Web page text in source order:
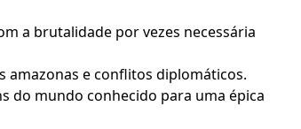
a brutalidade por vezes necessária
amazonas e conflitos diplomáticos.
do mundo conhecido para uma épica